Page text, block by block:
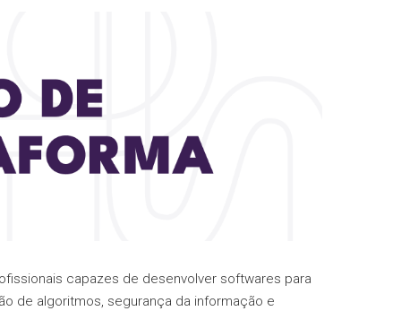
capazes de desenvolver softwares para
de algoritmos, segurança da informação e